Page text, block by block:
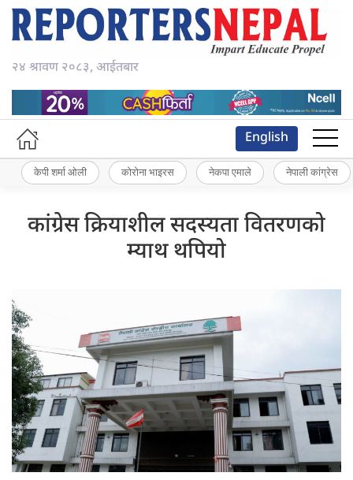
२४ श्रावण २०८३, आईतबार
English
केपी शर्मा ओली कोरोना भाइरस नेकपा एमाले नेपाली कांग्रेस
कांग्रेस क्रियाशील सदस्यता वितरणको
म्याथ थपियो